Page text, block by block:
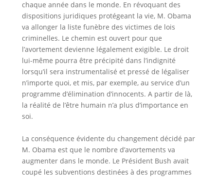
chaque année dans le monde. En révoquant des
dispositions juridiques protégeant la vie, M. Obama
va allonger la liste funèbre des victimes de lois
criminelles. Le chemin est ouvert pour que
l’avortement devienne légalement exigible. Le droit
lui-même pourra être précipité dans l’indignité
lorsqu’il sera instrumentalisé et pressé de légaliser
n’importe quoi, et mis, par exemple, au service d’un
programme d’élimination d’innocents. A partir de là,
la réalité de l’être humain n’a plus d’importance en
soi.
La conséquence évidente du changement décidé par
M. Obama est que le nombre d’avortements va
augmenter dans le monde. Le Président Bush avait
coupé les subventions destinées à des programmes